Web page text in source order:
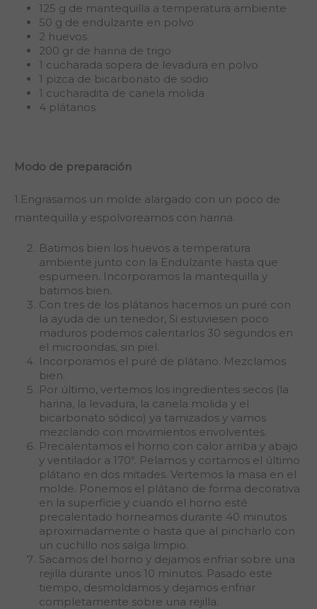
125 g de mantequilla a temperatura ambiente
50 g de endulzante en polvo
2 huevos
200 gr de harina de trigo
1 cucharada sopera de levadura en polvo
1 pizca de bicarbonato de sodio
1 cucharadita de canela molida
4 plátanos
Modo de preparación
1.Engrasamos un molde alargado con un poco de
mantequilla y espolvoreamos con harina.
Batimos bien los huevos a temperatura
ambiente junto con la Endulzante hasta que
espumeen. Incorporamos la mantequilla y
batimos bien.
Con tres de los plátanos hacemos un puré con
la ayuda de un tenedor, Si estuviesen poco
maduros podemos calentarlos 30 segundos en
el microondas, sin piel.
Incorporamos el puré de plátano. Mezclamos
bien.
Por último, vertemos los ingredientes secos (la
harina, la levadura, la canela molida y el
bicarbonato sódico) ya tamizados y vamos
mezclando con movimientos envolventes.
Precalentamos el horno con calor arriba y abajo
y ventilador a 170º. Pelamos y cortamos el último
plátano en dos mitades. Vertemos la masa en el
molde. Ponemos el plátano de forma decorativa
en la superficie y cuando el horno esté
precalentado horneamos durante 40 minutos
aproximadamente o hasta que al pincharlo con
un cuchillo nos salga limpio.
Sacamos del horno y dejamos enfriar sobre una
rejilla durante unos 10 minutos. Pasado este
tiempo, desmoldamos y dejamos enfriar
completamente sobre una rejilla.